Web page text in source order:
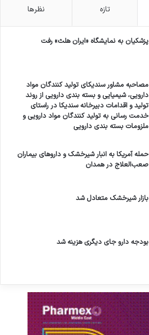
تازه نظرها
پزشکیان به نمایشگاه «ایران هلث» رفت
مصاحبه مشاور سندیکای تولید کنندگان مواد
دارویی، شیمیایی و بسته بندی دارویی از روند
تولید و اقدامات دبیرخانه سندیکا در راستای
خدمت رسانی به تولید کنندگان مواد دارویی و
ملزومات بسته بندی دارویی
حمله آمریکا به انبار شیرخشک و داروهای بیماران
صعب‌العلاج در همدان
بازار شیرخشک متعادل شد
بودجه دارو جای دیگری هزینه شد